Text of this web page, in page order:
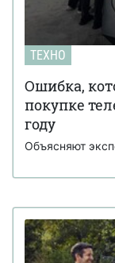
ТЕХНО
Ошибка,
покупке
году
Объясняют